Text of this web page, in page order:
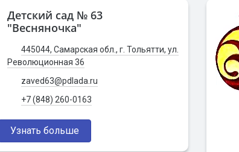
Детский сад № 63
"Весняночка"
445044, Самарская обл., г. Тольятти, ул.
Революционная 36
zaved63@pdlada.ru
+7 (848) 260-0163
Узнать больше